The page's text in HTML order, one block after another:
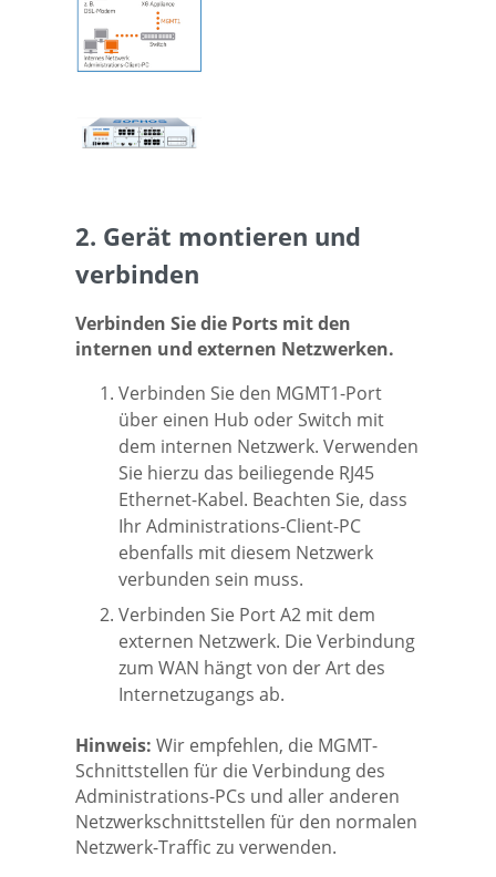
2. Gerät montieren und
verbinden
Verbinden Sie die Ports mit den
internen und externen Netzwerken.
Verbinden Sie den MGMT1-Port
über einen Hub oder Switch mit
dem internen Netzwerk. Verwenden
Sie hierzu das beiliegende RJ45
Ethernet-Kabel. Beachten Sie, dass
Ihr Administrations-Client-PC
ebenfalls mit diesem Netzwerk
verbunden sein muss.
Verbinden Sie Port A2 mit dem
externen Netzwerk. Die Verbindung
zum WAN hängt von der Art des
Internetzugangs ab.
Hinweis: Wir empfehlen, die MGMT-
Schnittstellen für die Verbindung des
Administrations-PCs und aller anderen
Netzwerkschnittstellen für den normalen
Netzwerk-Traffic zu verwenden.